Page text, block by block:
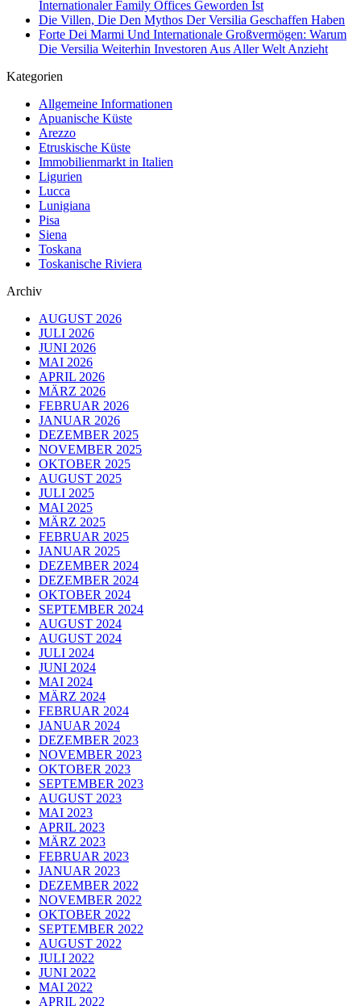
Internationaler Family Offices Geworden Ist
Die Villen, Die Den Mythos Der Versilia Geschaffen Haben
Forte Dei Marmi Und Internationale Großvermögen: Warum
Die Versilia Weiterhin Investoren Aus Aller Welt Anzieht
Kategorien
Allgemeine Informationen
Apuanische Küste
Arezzo
Etruskische Küste
Immobilienmarkt in Italien
Ligurien
Lucca
Lunigiana
Pisa
Siena
Toskana
Toskanische Riviera
Archiv
AUGUST 2026
JULI 2026
JUNI 2026
MAI 2026
APRIL 2026
MÄRZ 2026
FEBRUAR 2026
JANUAR 2026
DEZEMBER 2025
NOVEMBER 2025
OKTOBER 2025
AUGUST 2025
JULI 2025
MAI 2025
MÄRZ 2025
FEBRUAR 2025
JANUAR 2025
DEZEMBER 2024
DEZEMBER 2024
OKTOBER 2024
SEPTEMBER 2024
AUGUST 2024
AUGUST 2024
JULI 2024
JUNI 2024
MAI 2024
MÄRZ 2024
FEBRUAR 2024
JANUAR 2024
DEZEMBER 2023
NOVEMBER 2023
OKTOBER 2023
SEPTEMBER 2023
AUGUST 2023
MAI 2023
APRIL 2023
MÄRZ 2023
FEBRUAR 2023
JANUAR 2023
DEZEMBER 2022
NOVEMBER 2022
OKTOBER 2022
SEPTEMBER 2022
AUGUST 2022
JULI 2022
JUNI 2022
MAI 2022
APRIL 2022